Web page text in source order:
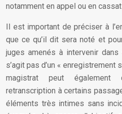
notamment en appel ou en
Il est important de préciser à
que ce qu’il dit sera noté et
juges amenés à intervenir
s’agit pas d’un «
magistrat peut
retranscription à certains
éléments très intimes sans